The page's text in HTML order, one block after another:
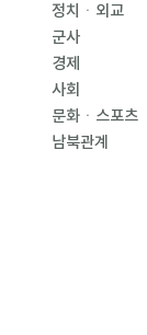
정치ㆍ외교
군사
경제
사회
문화ㆍ스포츠
남북관계